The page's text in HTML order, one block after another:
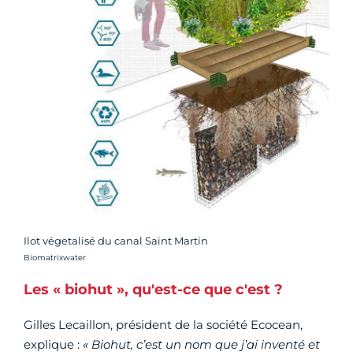
Ilot végetalisé du canal Saint Martin
Crédit photo :
Biomatrixwater
Les « biohut », qu'est-ce que c'est ?
Gilles Lecaillon, président de la société Ecocean,
explique : « Biohut, c’est un nom que j’ai inventé et